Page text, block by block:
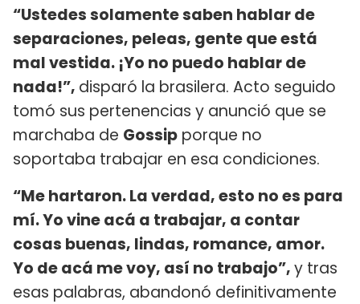
“Ustedes solamente saben hablar de
separaciones, peleas, gente que está
mal vestida. ¡Yo no puedo hablar de
nada!”, disparó la brasilera. Acto seguido
tomó sus pertenencias y anunció que se
marchaba de Gossip porque no
soportaba trabajar en esa condiciones.
“Me hartaron. La verdad, esto no es para
mí. Yo vine acá a trabajar, a contar
cosas buenas, lindas, romance, amor.
Yo de acá me voy, así no trabajo”,y tras
esas palabras, abandonó definitivamente